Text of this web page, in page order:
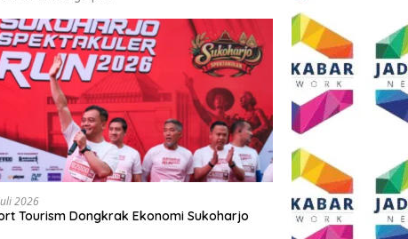
2026
Tourism Dongkrak Ekonomi Sukoharjo